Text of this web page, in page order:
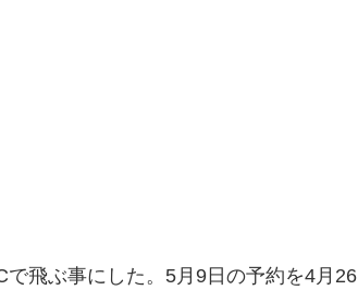
飛ぶ事にした。5月9日の予約を4月26